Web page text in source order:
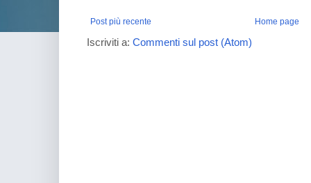
Post più recente Home page
Iscriviti a: Commenti sul post (Atom)